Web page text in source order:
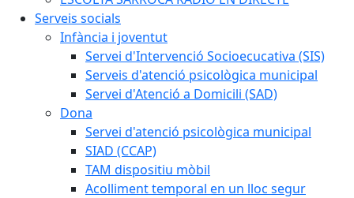
Serveis socials
Infància i joventut
Servei d'Intervenció Socioecucativa (SIS)
Serveis d'atenció psicològica municipal
Servei d'Atenció a Domicili (SAD)
Dona
Servei d'atenció psicològica municipal
SIAD (CCAP)
TAM dispositiu mòbil
Acolliment temporal en un lloc segur